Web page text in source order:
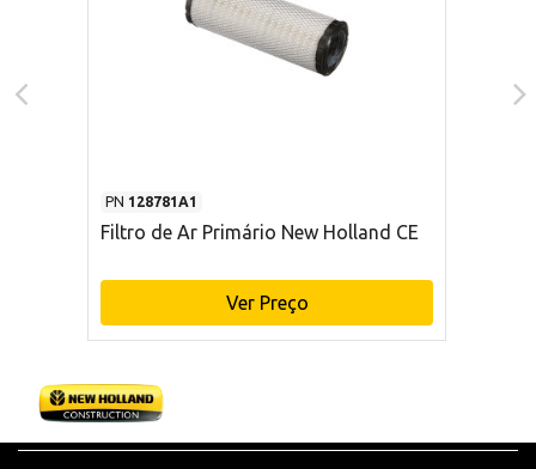
PN 128781A1
Filtro de Ar Primário New Holland CE
Ver Preço